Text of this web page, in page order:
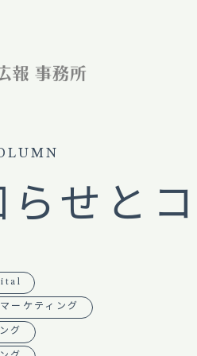
らせと
ーケティング
グ